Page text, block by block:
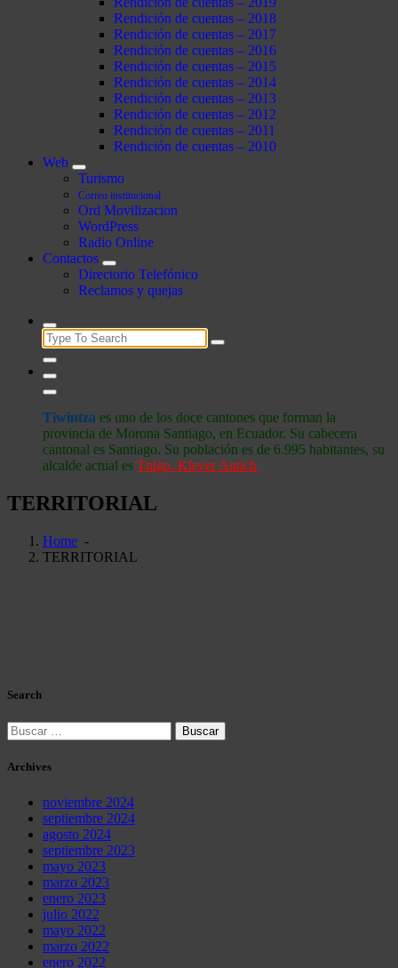
Rendición de cuentas – 2018
Rendición de cuentas – 2017
Rendición de cuentas – 2016
Rendición de cuentas – 2015
Rendición de cuentas – 2014
Rendición de cuentas – 2013
Rendición de cuentas – 2012
Rendición de cuentas – 2011
Rendición de cuentas – 2010
Web
Turismo
Correo institucional
Ord Movilizacion
WordPress
Radio Online
Contactos
Directorio Telefónico
Reclamos y quejas
Search
for:
Tiwintza es uno de los doce cantones que forman la
provincia de Morona Santiago, en Ecuador. Su cabecera
cantonal es Santiago. Su población es de 6.995 habitantes, su
alcalde actual es Tnlgo. Klever Antich.
TERRITORIAL
Home -
TERRITORIAL
Search
Buscar:
Archives
noviembre 2024
septiembre 2024
agosto 2024
septiembre 2023
mayo 2023
marzo 2023
enero 2023
julio 2022
mayo 2022
marzo 2022
enero 2022